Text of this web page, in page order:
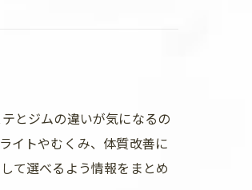
とジムの違いが気になるの
イトやむくみ、体質改善に
て選べるよう情報をまとめ